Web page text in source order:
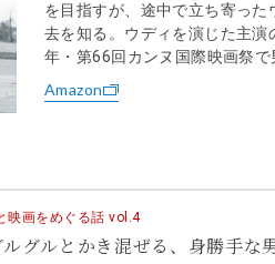
を目指すが、途中で立ち寄っ
去を知る。ウディを演じた主
年・第66回カンヌ国際映画祭で
Amazon
映画をめぐる話 vol.4
グルとかき混ぜる、身勝手な